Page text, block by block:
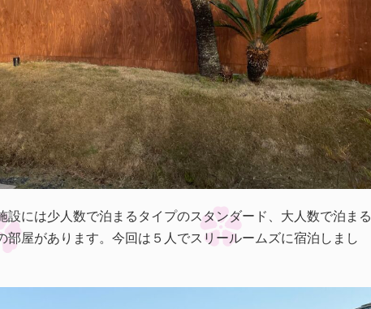
設には少人数で泊まるタイプのスタンダード、大人数で泊まる
部屋があります。今回は５人でスリールームズに宿泊しまし